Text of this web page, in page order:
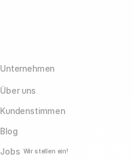
Unternehmen
Über uns
Kundenstimmen
Blog
Jobs Wir stellen ein!